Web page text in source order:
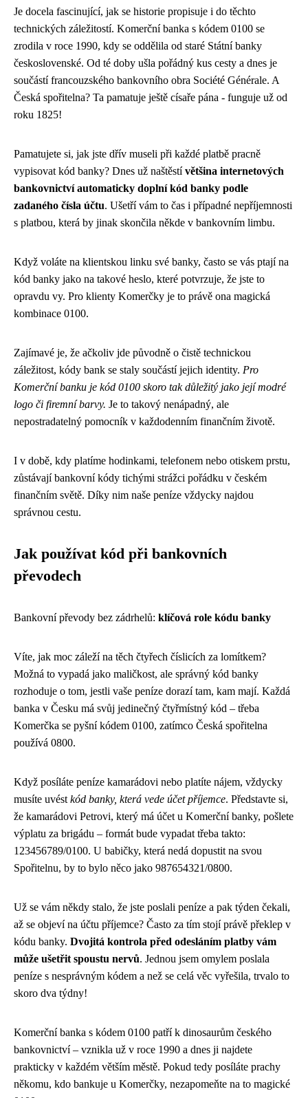
Je docela fascinující, jak se historie propisuje i do těchto
technických záležitostí. Komerční banka s kódem 0100 se
zrodila v roce 1990, kdy se oddělila od staré Státní banky
československé. Od té doby ušla pořádný kus cesty a dnes je
součástí francouzského bankovního obra Société Générale. A
Česká spořitelna? Ta pamatuje ještě císaře pána - funguje už od
roku 1825!
Pamatujete si, jak jste dřív museli při každé platbě pracně
vypisovat kód banky? Dnes už naštěstívětšina internetových
bankovnictví automaticky doplní kód banky podle
zadaného čísla účtu. Ušetří vám to čas i případné nepříjemnosti
s platbou, která by jinak skončila někde v bankovním limbu.
Když voláte na klientskou linku své banky, často se vás ptají na
kód banky jako na takové heslo, které potvrzuje, že jste to
opravdu vy. Pro klienty Komerčky je to právě ona magická
kombinace 0100.
Zajímavé je, že ačkoliv jde původně o čistě technickou
záležitost, kódy bank se staly součástí jejich identity. Pro
Komerční banku je kód 0100 skoro tak důležitý jako její modré
logo či firemní barvy. Je to takový nenápadný, ale
nepostradatelný pomocník v každodenním finančním životě.
I v době, kdy platíme hodinkami, telefonem nebo otiskem prstu,
zůstávají bankovní kódy tichými strážci pořádku v českém
finančním světě. Díky nim naše peníze vždycky najdou
správnou cestu.
Jak používat kód při bankovních
převodech
Bankovní převody bez zádrhelů: klíčová role kódu banky
Víte, jak moc záleží na těch čtyřech číslicích za lomítkem?
Možná to vypadá jako maličkost, ale správný kód banky
rozhoduje o tom, jestli vaše peníze dorazí tam, kam mají. Každá
banka v Česku má svůj jedinečný čtyřmístný kód – třeba
Komerčka se pyšní kódem 0100, zatímco Česká spořitelna
používá 0800.
Když posíláte peníze kamarádovi nebo platíte nájem, vždycky
musíte uvést kód banky, která vede účet příjemce. Představte si,
že kamarádovi Petrovi, který má účet u Komerční banky, pošlete
výplatu za brigádu – formát bude vypadat třeba takto:
123456789/0100. U babičky, která nedá dopustit na svou
Spořitelnu, by to bylo něco jako 987654321/0800.
Už se vám někdy stalo, že jste poslali peníze a pak týden čekali,
až se objeví na účtu příjemce? Často za tím stojí právě překlep v
kódu banky. Dvojitá kontrola před odesláním platby vám
může ušetřit spoustu nervů. Jednou jsem omylem poslala
peníze s nesprávným kódem a než se celá věc vyřešila, trvalo to
skoro dva týdny!
Komerční banka s kódem 0100 patří k dinosaurům českého
bankovnictví – vznikla už v roce 1990 a dnes ji najdete
prakticky v každém větším městě. Pokud tedy posíláte prachy
někomu, kdo bankuje u Komerčky, nezapomeňte na to magické